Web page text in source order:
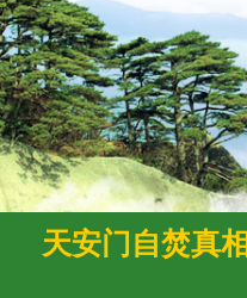
天安门自焚真相